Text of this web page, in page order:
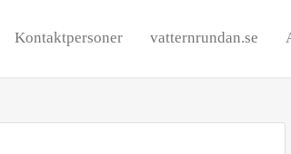
Kontaktpersoner vatternrundan.se